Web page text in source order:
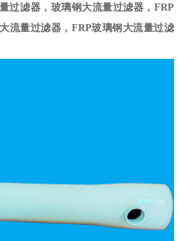
过滤器， 玻璃钢大流量过滤器， FRP
大流量过滤器 ， FRP玻璃钢大流量过滤